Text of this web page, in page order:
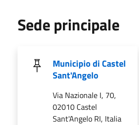
Sede principale
Municipio di Castel
Sant'Angelo
Via Nazionale I, 70,
02010 Castel
Sant'Angelo RI, Italia